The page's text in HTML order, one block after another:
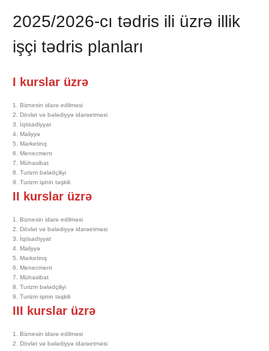
2025/2026-cı tədris ili üzrə illik
işçi tədris planları
I kurslar üzrə
1. Biznesin idarə edilməsi
2. Dövlət və bələdiyyə idarəetməsi
3. İqtisadiyyat
4. Maliyyə
5. Marketinq
6. Menecment
7. Mühasibat
8. Turizm bələdçiliyi
9. Turizm işinin təşkili
II kurslar üzrə
1. Biznesin idarə edilməsi
2. Dövlət və bələdiyyə idarəetməsi
3. İqtisadiyyat
4. Maliyyə
5. Marketinq
6. Menecment
7. Mühasibat
8. Turizm bələdçiliyi
9. Turizm işinin təşkili
III kurslar üzrə
1. Biznesin idarə edilməsi
2. Dövlət və bələdiyyə idarəetməsi